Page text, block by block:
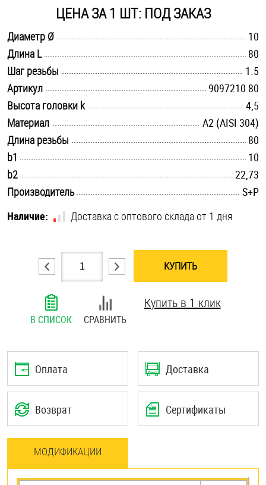
Саморезы и шурупы
Стопорные кольца
Такелаж
Хомуты
Шпильки
Шплинты
ЦЕНА ЗА 1 ШТ: ПОД ЗАКАЗ
Диаметр Ø
10
Длина L
80
Шаг резьбы
1.5
Артикул
9097210 80
Высота головки k
4,5
Материал
А2 (AISI 304)
Длина резьбы
80
b1
10
b2
22,73
Производитель
S+P
Наличие:
Доставка с оптового склада от 1 дня
КУПИТЬ
В СПИСОК СРАВНИТЬ
Купить в 1 клик
Оплата Доставка
Возврат Сертификаты
МОДИФИКАЦИИ